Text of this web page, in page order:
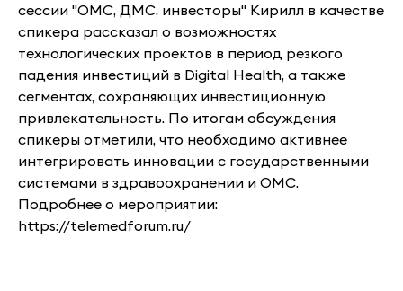
сессии "ОМС, ДМС, инвесторы" Кирилл в качестве
спикера рассказал о возможностях
технологических проектов в период резкого
падения инвестиций в Digital Health, а также
сегментах, сохраняющих инвестиционную
привлекательность. По итогам обсуждения
спикеры отметили, что необходимо активнее
интегрировать инновации с государственными
системами в здравоохранении и ОМС.
Подробнее о мероприятии:
https://telemedforum.ru/